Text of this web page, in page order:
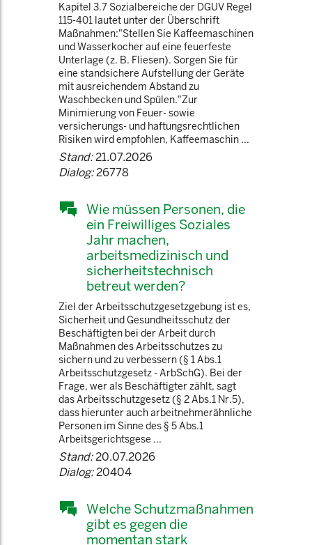
Kapitel 3.7 Sozialbereiche der DGUV Regel
115-401 lautet unter der Überschrift
Maßnahmen:"Stellen Sie Kaffeemaschinen
und Wasserkocher auf eine feuerfeste
Unterlage (z. B. Fliesen). Sorgen Sie für
eine standsichere Aufstellung der Geräte
mit ausreichendem Abstand zu
Waschbecken und Spülen."Zur
Minimierung von Feuer- sowie
versicherungs- und haftungsrechtlichen
Risiken wird empfohlen, Kaffeemaschin ...
Stand:21.07.2026
Dialog:26778
Wie müssen Personen, die
ein Freiwilliges Soziales
Jahr machen,
arbeitsmedizinisch und
sicherheitstechnisch
betreut werden?
Ziel der Arbeitsschutzgesetzgebung ist es,
Sicherheit und Gesundheitsschutz der
Beschäftigten bei der Arbeit durch
Maßnahmen des Arbeitsschutzes zu
sichern und zu verbessern (§ 1 Abs.1
Arbeitsschutzgesetz - ArbSchG). Bei der
Frage, wer als Beschäftigter zählt, sagt
das Arbeitsschutzgesetz (§ 2 Abs.1 Nr.5),
dass hierunter auch arbeitnehmerähnliche
Personen im Sinne des § 5 Abs.1
Arbeitsgerichtsgese ...
Stand:20.07.2026
Dialog:20404
Welche Schutzmaßnahmen
gibt es gegen die
momentan stark